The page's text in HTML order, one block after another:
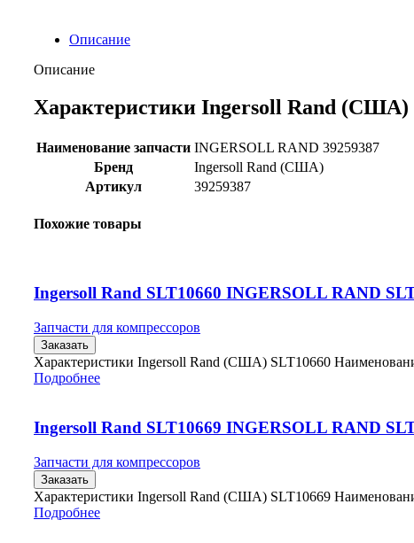
Описание
Описание
Характеристики Ingersoll Rand (США)
Наименование запчасти INGERSOLL RAND 39259387
Бренд
Ingersoll Rand (США)
Артикул
39259387
Похожие товары
Ingersoll Rand SLT10660 INGERSOLL RAND
Запчасти для компрессоров
Заказать
Характеристики Ingersoll Rand (США) SLT10660
Подробнее
Ingersoll Rand SLT10669 INGERSOLL RAND
Запчасти для компрессоров
Заказать
Характеристики Ingersoll Rand (США) SLT10669
Подробнее